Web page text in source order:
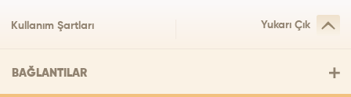
Kullanım Şartları Yukarı Çık
BAĞLANTILAR